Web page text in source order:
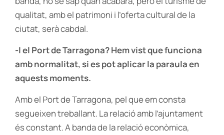
qualitat, amb el patrimoni i l’oferta cultural de la
ciutat, serà cabdal.
-I el Port de Tarragona? Hem vist que funciona
amb normalitat, si es pot aplicar la paraula en
aquests moments.
Amb el Port de Tarragona, pel que em consta
segueixen treballant. La relació amb l’ajuntament
és constant. A banda de la relació econòmica,